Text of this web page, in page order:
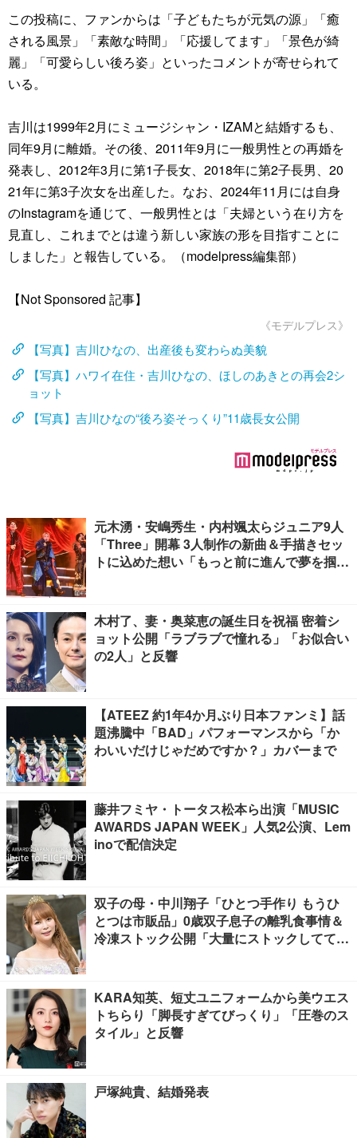
この投稿に、ファンからは「子どもたちが元気の源」「癒
される風景」「素敵な時間」「応援してます」「景色が綺
麗」「可愛らしい後ろ姿」といったコメントが寄せられて
いる。
吉川は1999年2月にミュージシャン・IZAMと結婚するも、
同年9月に離婚。その後、2011年9月に一般男性との再婚を
発表し、2012年3月に第1子長女、2018年に第2子長男、20
21年に第3子次女を出産した。なお、2024年11月には自身
のInstagramを通じて、一般男性とは「夫婦という在り方を
見直し、これまでとは違う新しい家族の形を目指すことに
しました」と報告している。（modelpress編集部）
【Not Sponsored 記事】
《モデルプレス》
【写真】吉川ひなの、出産後も変わらぬ美貌
【写真】ハワイ在住・吉川ひなの、ほしのあきとの再会2シ
ョット
【写真】吉川ひなの“後ろ姿そっくり”11歳長女公開
元木湧・安嶋秀生・内村颯太らジュニア9人
「Three」開幕 3人制作の新曲＆手描きセッ
トに込めた想い「もっと前に進んで夢を掴み
木村了、妻・奥菜恵の誕生日を祝福 密着シ
ョット公開「ラブラブで憧れる」「お似合い
の2人」と反響
【ATEEZ 約1年4か月ぶり日本ファンミ】話
題沸騰中「BAD」パフォーマンスから「か
わいいだけじゃだめですか？」カバーまで
藤井フミヤ・トータス松本ら出演「MUSIC
AWARDS JAPAN WEEK」人気2公演、Lem
inoで配信決定
双子の母・中川翔子「ひとつ手作り もうひ
とつは市販品」0歳双子息子の離乳食事情＆
冷凍ストック公開「大量にストックしてて尊
KARA知英、短丈ユニフォームから美ウエス
トちらり「脚長すぎてびっくり」「圧巻のス
タイル」と反響
戸塚純貴、結婚発表